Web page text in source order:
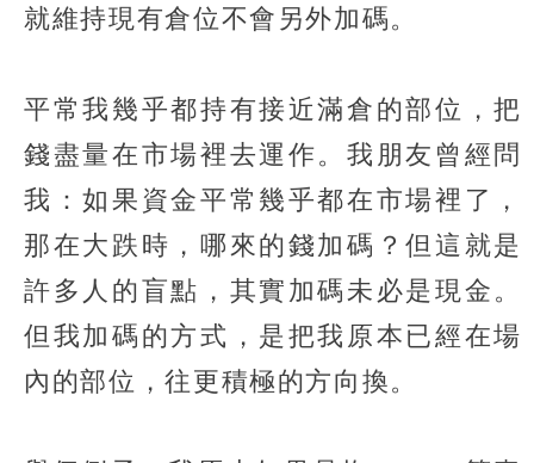
就維持現有倉位不會另外加碼。
平常我幾乎都持有接近滿倉的部位，把
錢盡量在市場裡去運作。我朋友曾經問
我：如果資金平常幾乎都在市場裡了，
那在大跌時，哪來的錢加碼？但這就是
許多人的盲點，其實加碼未必是現金。
但我加碼的方式，是把我原本已經在場
內的部位，往更積極的方向換。